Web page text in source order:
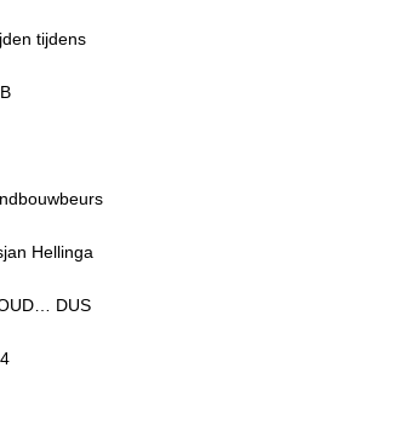
tijdens
Hellinga
DUS